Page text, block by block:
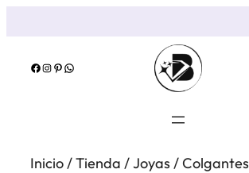
contenido
Facebook Instagram Pinterest WhatsApp
Inicio/Tienda /Joyas /Colgantes